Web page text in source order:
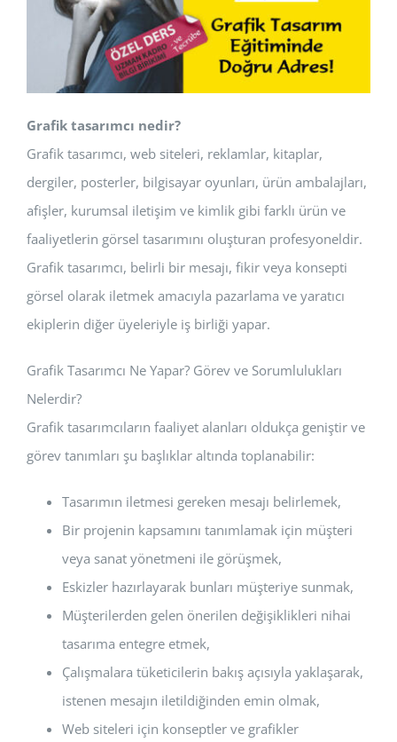
Grafik tasarımcı nedir?
Grafik tasarımcı, web siteleri, reklamlar, kitaplar,
dergiler, posterler, bilgisayar oyunları, ürün ambalajları,
afişler, kurumsal iletişim ve kimlik gibi farklı ürün ve
faaliyetlerin görsel tasarımını oluşturan profesyoneldir.
Grafik tasarımcı, belirli bir mesajı, fikir veya konsepti
görsel olarak iletmek amacıyla pazarlama ve yaratıcı
ekiplerin diğer üyeleriyle iş birliği yapar.
Grafik Tasarımcı Ne Yapar? Görev ve Sorumlulukları
Nelerdir?
Grafik tasarımcıların faaliyet alanları oldukça geniştir ve
görev tanımları şu başlıklar altında toplanabilir:
Tasarımın iletmesi gereken mesajı belirlemek,
Bir projenin kapsamını tanımlamak için müşteri
veya sanat yönetmeni ile görüşmek,
Eskizler hazırlayarak bunları müşteriye sunmak,
Müşterilerden gelen önerilen değişiklikleri nihai
tasarıma entegre etmek,
Çalışmalara tüketicilerin bakış açısıyla yaklaşarak,
istenen mesajın iletildiğinden emin olmak,
Web siteleri için konseptler ve grafikler